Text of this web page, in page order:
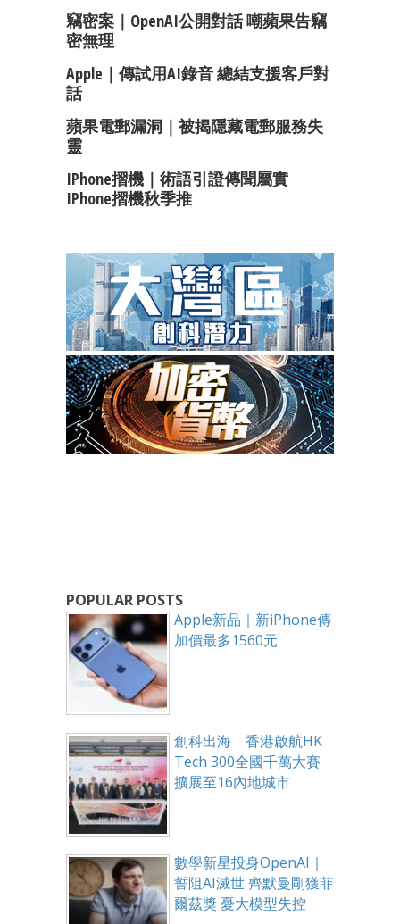
竊密案｜OpenAI公開對話 嘲蘋果告竊
密無理
Apple｜傳試用AI錄音 總結支援客戶對
話
蘋果電郵漏洞｜被揭隱藏電郵服務失
靈
IPhone摺機｜術語引證傳聞屬實
IPhone摺機秋季推
POPULAR POSTS
Apple新品｜新iPhone傳
加價最多1560元
創科出海 香港啟航HK
Tech 300全國千萬大賽
擴展至16內地城市
數學新星投身OpenAI｜
誓阻AI滅世 齊默曼剛獲菲
爾茲獎 憂大模型失控